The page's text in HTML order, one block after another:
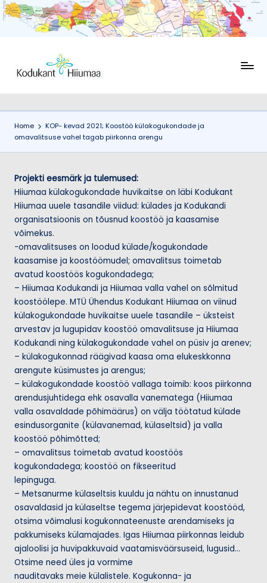
K
d
u
k
a
n
t
H
ii
u
m
a
a
Ühendus
Home
KOP- kevad 2021; Koostöö külakogukondade ja
omavalitsuse vahel tagab piirkonna arengu
Projekti eesmärk ja tulemused:
Hiiumaa külakogukondade huvikaitse on läbi Kodukant
Hiiumaa uuele tasandile viidud: külades ja Kodukandi
organisatsioonis on tõusnud koostöö ja kaasamise
võimekus.
-omavalitsuses on loodud külade/kogukondade
kaasamise ja koostöömudel; omavalitsus toimetab
avatud koostöös kogukondadega;
– Hiiumaa Kodukandi ja Hiiumaa valla vahel on sõlmitud
koostöölepe. MTÜ Ühendus Kodukant Hiiumaa on viinud
külakogukondade huvikaitse uuele tasandile – üksteist
arvestav ja lugupidav koostöö omavalitsuse ja Hiiumaa
Kodukandi ning külakogukondade vahel on püsiv ja arenev;
– külakogukonnad räägivad kaasa oma elukeskkonna
arengute küsimustes ja arengus;
– külakogukondade koostöö vallaga toimib: koos piirkonna
arendusjuhtidega ehk osavalla vanematega (Hiiumaa
valla osavaldade põhimäärus) on välja töötatud külade
esindusorganite (külavanemad, külaseltsid) ja valla
koostöö põhimõtted;
– omavalitsus toimetab avatud koostöös
kogukondadega; koostöö on fikseeritud
lepinguga.
– Metsanurme külaseltsis kuuldu ja nähtu on innustanud
osavaldasid ja külaseltse tegema järjepidevat koostööd,
otsima võimalusi kogukonnateenuste arendamiseks ja
pakkumiseks külamajades. Igas Hiiumaa piirkonnas leidub
ajaloolisi ja huvipakkuvaid vaatamisväärsuseid, lugusid…
Otsime need üles ja vormime
nauditavaks meie külalistele. Kogukonna- ja